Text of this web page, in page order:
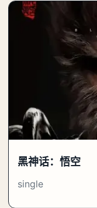
黑神话：悟空
single